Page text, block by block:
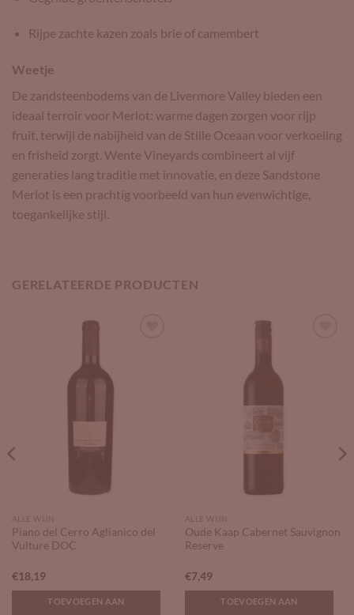
Rijpe zachte kazen zoals brie of camembert
Weetje
De zandsteenbodems van de Livermore Valley bieden een
ideaal terroir voor Merlot: warme dagen zorgen voor rijp
fruit, terwijl de nabijheid van de Stille Oceaan voor verkoeling
en frisheid zorgt. Wente Vineyards combineert al vijf
generaties lang traditie met innovatie, en deze Sandstone
Merlot is een prachtig voorbeeld van hun evenwichtige,
toegankelijke stijl.
GERELATEERDE PRODUCTEN
ALLE WIJN
Piano del Cerro Aglianico del
Vulture DOC
€18,19
TOEVOEGEN AAN
ALLE WIJN
Oude Kaap Cabernet Sauvignon
Reserve
€7,49
TOEVOEGEN AAN